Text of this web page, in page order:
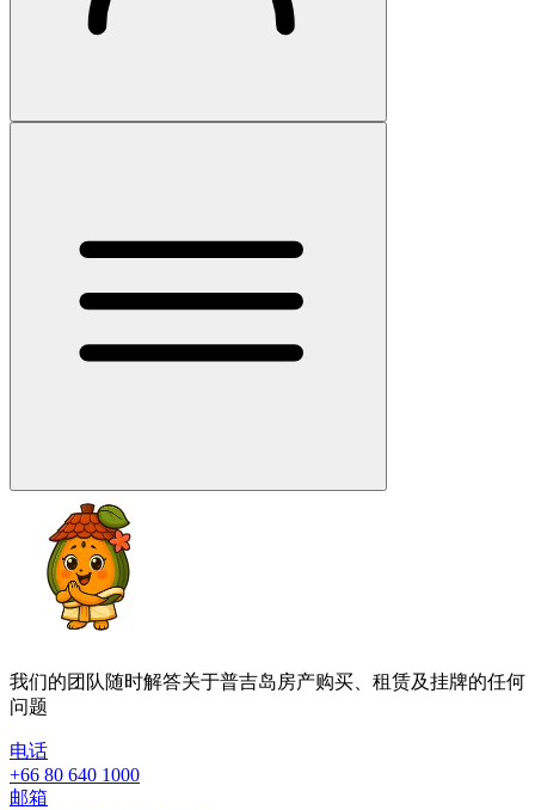
我们的团队随时解答关于普吉岛房产购买、租赁及挂牌的任何
问题
电话
+66 80 640 1000
邮箱